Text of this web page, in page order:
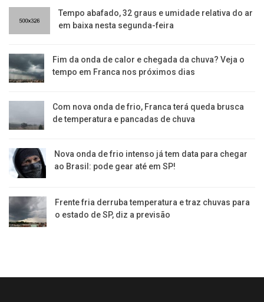
​Tempo abafado, 32 graus e umidade relativa do ar
em baixa nesta segunda-feira
Fim da onda de calor e chegada da chuva? Veja o
tempo em Franca nos próximos dias
Com nova onda de frio, Franca terá queda brusca
de temperatura e pancadas de chuva
Nova onda de frio intenso já tem data para chegar
ao Brasil: pode gear até em SP!
Frente fria derruba temperatura e traz chuvas para
o estado de SP, diz a previsão